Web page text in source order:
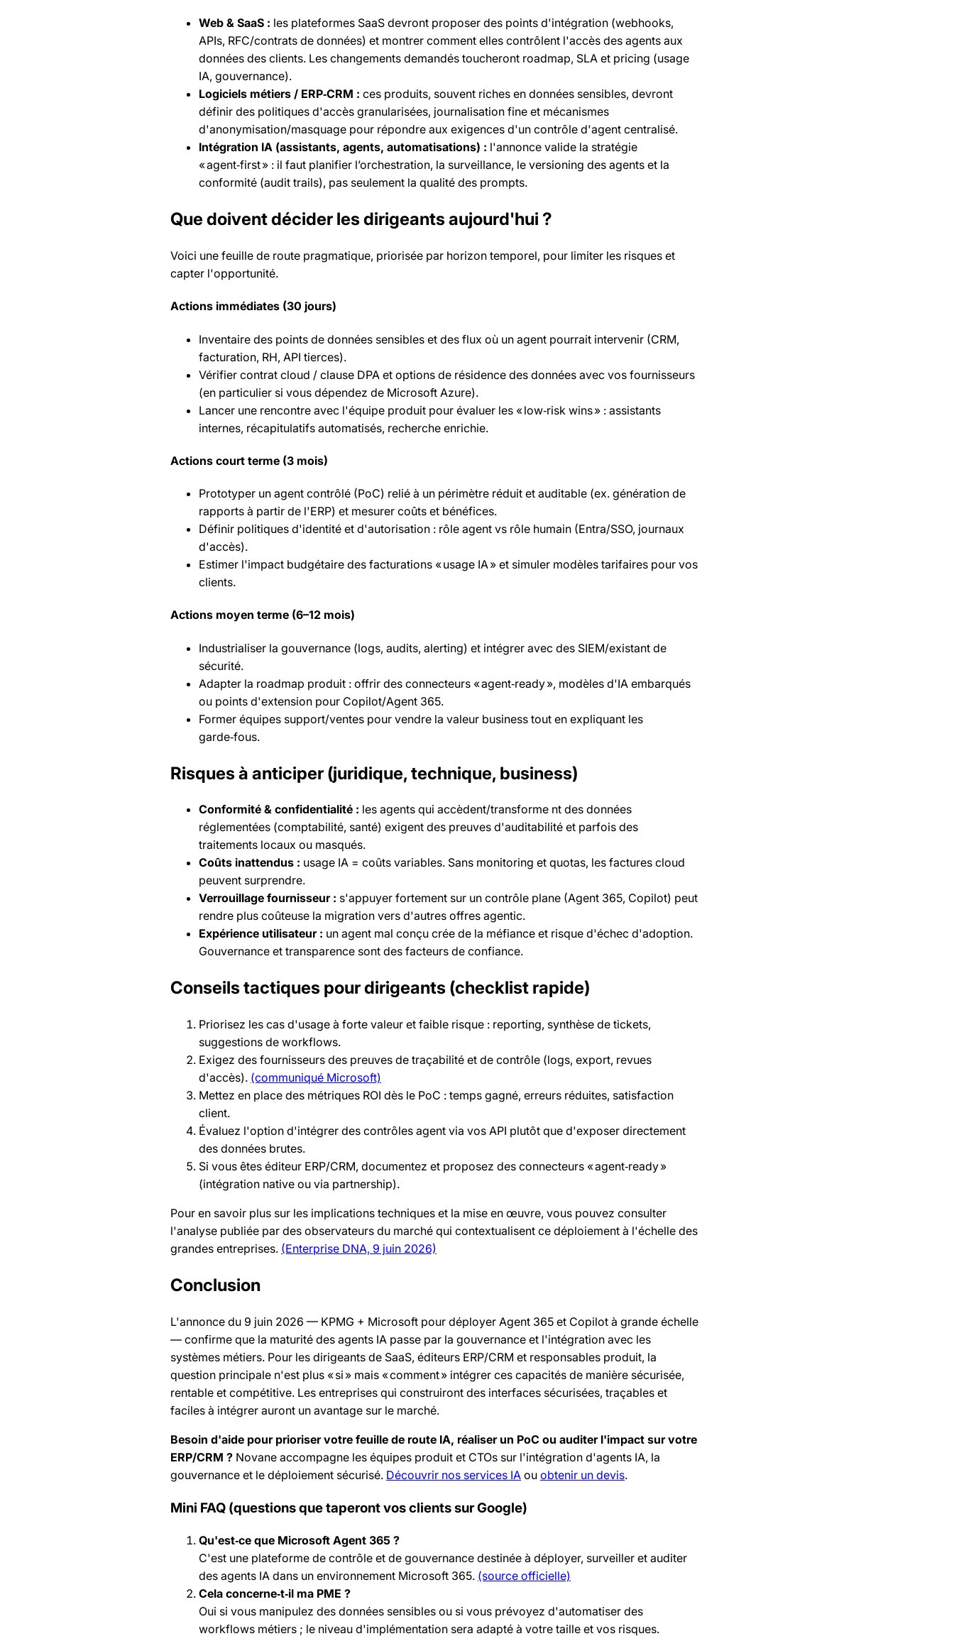
Web & SaaS : les plateformes SaaS devront proposer des points d'intégration (webhooks,
APIs, RFC/contrats de données) et montrer comment elles contrôlent l'accès des agents aux
données des clients. Les changements demandés toucheront roadmap, SLA et pricing (usage
IA, gouvernance).
Logiciels métiers / ERP‑CRM : ces produits, souvent riches en données sensibles, devront
définir des politiques d'accès granularisées, journalisation fine et mécanismes
d'anonymisation/masquage pour répondre aux exigences d'un contrôle d'agent centralisé.
Intégration IA (assistants, agents, automatisations) : l'annonce valide la stratégie
« agent‑first » : il faut planifier l’orchestration, la surveillance, le versioning des agents et la
conformité (audit trails), pas seulement la qualité des prompts.
Que doivent décider les dirigeants aujourd'hui ?
Voici une feuille de route pragmatique, priorisée par horizon temporel, pour limiter les risques et
capter l'opportunité.
Actions immédiates (30 jours)
Inventaire des points de données sensibles et des flux où un agent pourrait intervenir (CRM,
facturation, RH, API tierces).
Vérifier contrat cloud / clause DPA et options de résidence des données avec vos fournisseurs
(en particulier si vous dépendez de Microsoft Azure).
Lancer une rencontre avec l'équipe produit pour évaluer les « low‑risk wins » : assistants
internes, récapitulatifs automatisés, recherche enrichie.
Actions court terme (3 mois)
Prototyper un agent contrôlé (PoC) relié à un périmètre réduit et auditable (ex. génération de
rapports à partir de l'ERP) et mesurer coûts et bénéfices.
Définir politiques d'identité et d'autorisation : rôle agent vs rôle humain (Entra/SSO, journaux
d'accès).
Estimer l'impact budgétaire des facturations « usage IA » et simuler modèles tarifaires pour vos
clients.
Actions moyen terme (6–12 mois)
Industrialiser la gouvernance (logs, audits, alerting) et intégrer avec des SIEM/existant de
sécurité.
Adapter la roadmap produit : offrir des connecteurs « agent‑ready », modèles d'IA embarqués
ou points d'extension pour Copilot/Agent 365.
Former équipes support/ventes pour vendre la valeur business tout en expliquant les
garde‑fous.
Risques à anticiper (juridique, technique, business)
Conformité & confidentialité : les agents qui accèdent/transforme nt des données
réglementées (comptabilité, santé) exigent des preuves d'auditabilité et parfois des
traitements locaux ou masqués.
Coûts inattendus : usage IA = coûts variables. Sans monitoring et quotas, les factures cloud
peuvent surprendre.
Verrouillage fournisseur : s'appuyer fortement sur un contrôle plane (Agent 365, Copilot) peut
rendre plus coûteuse la migration vers d'autres offres agentic.
Expérience utilisateur : un agent mal conçu crée de la méfiance et risque d'échec d'adoption.
Gouvernance et transparence sont des facteurs de confiance.
Conseils tactiques pour dirigeants (checklist rapide)
Priorisez les cas d'usage à forte valeur et faible risque : reporting, synthèse de tickets,
suggestions de workflows.
Exigez des fournisseurs des preuves de traçabilité et de contrôle (logs, export, revues
d'accès). (communiqué Microsoft)
Mettez en place des métriques ROI dès le PoC : temps gagné, erreurs réduites, satisfaction
client.
Évaluez l'option d'intégrer des contrôles agent via vos API plutôt que d'exposer directement
des données brutes.
Si vous êtes éditeur ERP/CRM, documentez et proposez des connecteurs « agent‑ready »
(intégration native ou via partnership).
Pour en savoir plus sur les implications techniques et la mise en œuvre, vous pouvez consulter
l'analyse publiée par des observateurs du marché qui contextualisent ce déploiement à l'échelle des
grandes entreprises. (Enterprise DNA, 9 juin 2026)
Conclusion
L'annonce du 9 juin 2026 — KPMG + Microsoft pour déployer Agent 365 et Copilot à grande échelle
— confirme que la maturité des agents IA passe par la gouvernance et l'intégration avec les
systèmes métiers. Pour les dirigeants de SaaS, éditeurs ERP/CRM et responsables produit, la
question principale n'est plus « si » mais « comment » intégrer ces capacités de manière sécurisée,
rentable et compétitive. Les entreprises qui construiront des interfaces sécurisées, traçables et
faciles à intégrer auront un avantage sur le marché.
Besoin d'aide pour prioriser votre feuille de route IA, réaliser un PoC ou auditer l'impact sur votre
ERP/CRM ? Novane accompagne les équipes produit et CTOs sur l'intégration d'agents IA, la
gouvernance et le déploiement sécurisé. Découvrir nos services IA ou obtenir un devis.
Mini FAQ (questions que taperont vos clients sur Google)
Qu'est‑ce que Microsoft Agent 365 ?
C'est une plateforme de contrôle et de gouvernance destinée à déployer, surveiller et auditer
des agents IA dans un environnement Microsoft 365. (source officielle)
Cela concerne‑t‑il ma PME ?
Oui si vous manipulez des données sensibles ou si vous prévoyez d'automatiser des
workflows métiers ; le niveau d'implémentation sera adapté à votre taille et vos risques.